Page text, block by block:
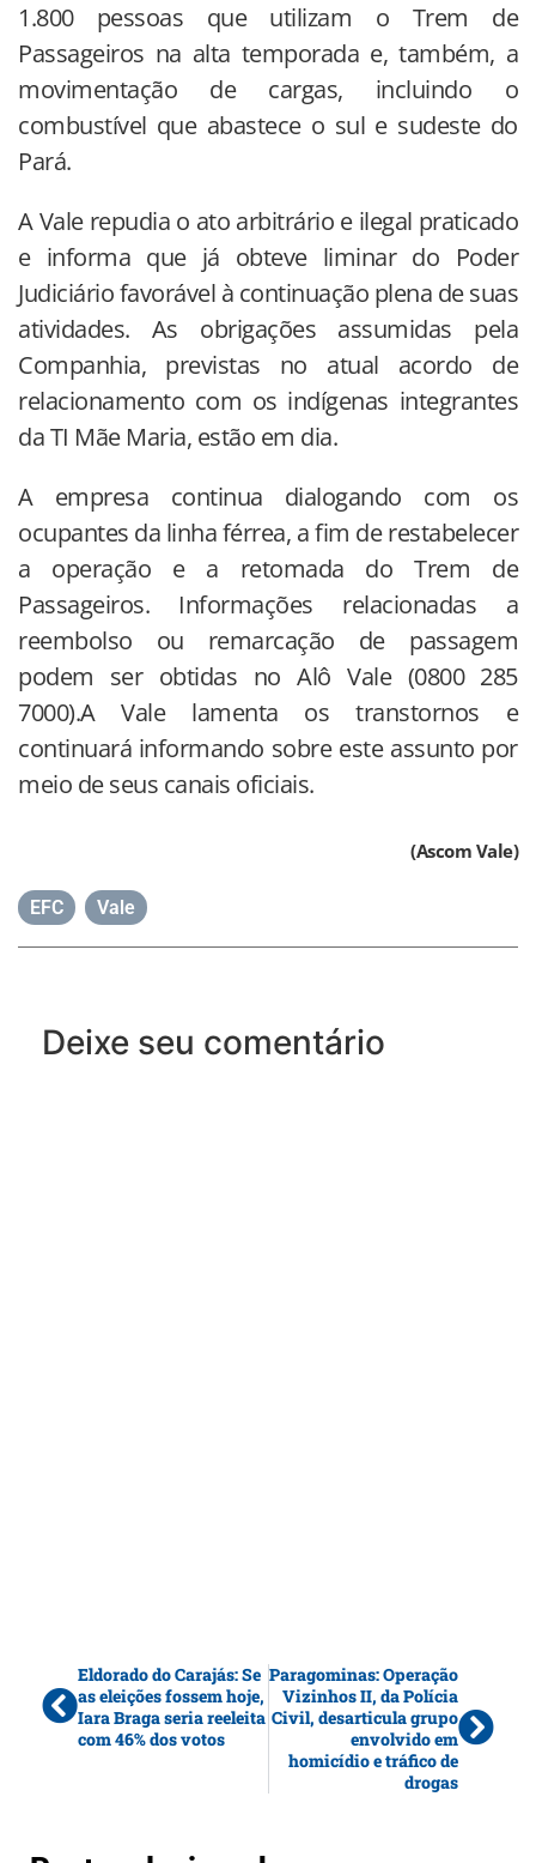
1.800 pessoas que utilizam o Trem de
Passageiros na alta temporada e, também, a
movimentação de cargas, incluindo o
combustível que abastece o sul e sudeste do
Pará.
A Vale repudia o ato arbitrário e ilegal praticado
e informa que já obteve liminar do Poder
Judiciário favorável à continuação plena de suas
atividades. As obrigações assumidas pela
Companhia, previstas no atual acordo de
relacionamento com os indígenas integrantes
da TI Mãe Maria, estão em dia.
A empresa continua dialogando com os
ocupantes da linha férrea, a fim de restabelecer
a operação e a retomada do Trem de
Passageiros. Informações relacionadas a
reembolso ou remarcação de passagem
podem ser obtidas no Alô Vale (0800 285
7000).A Vale lamenta os transtornos e
continuará informando sobre este assunto por
meio de seus canais oficiais.
(Ascom Vale)
EFC Vale
Deixe seu comentário
Eldorado do Carajás: Se
as eleições fossem hoje,
Iara Braga seria reeleita
com 46% dos votos
Paragominas: Operação
Vizinhos II, da Polícia
Civil, desarticula grupo
envolvido em
homicídio e tráfico de
drogas